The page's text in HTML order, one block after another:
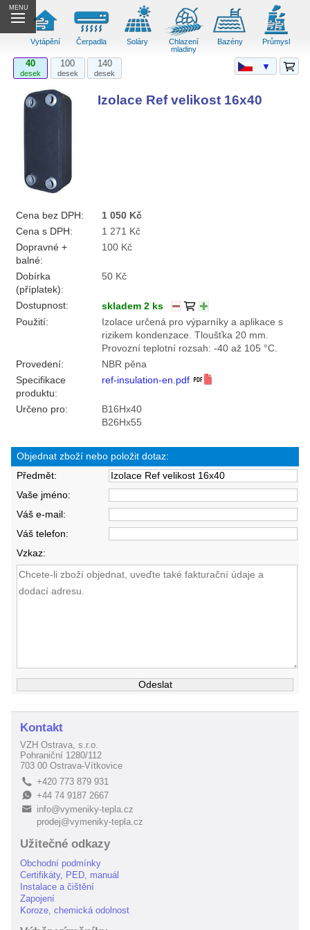
MENU
Vytápění Čerpadla Soláry
Chlazení
mladiny
Bazény Průmysl
40
desek
100
desek
140
desek
Izolace Ref velikost 16x40
Cena bez DPH:
1 050 Kč
Cena s DPH:
1 271 Kč
Dopravné +
balné:
100 Kč
Dobírka
(příplatek):
50 Kč
Dostupnost:
skladem 2 ks
Použití:
Izolace určená pro výparníky a aplikace s
rizikem kondenzace. Tloušťka 20 mm.
Provozní teplotní rozsah: -40 až 105 °C.
Provedení:
NBR pěna
Specifikace
produktu:
ref-insulation-en.pdf
Určeno pro:
B16Hx40
B26Hx55
Objednat zboží nebo položit dotaz:
Předmět:
Vaše jméno:
Váš e-mail:
Váš telefon:
Vzkaz:
▼
Kontakt
VZH Ostrava, s.r.o.
Pohraniční 1280/112
703 00 Ostrava-Vítkovice
L +420 773 879 931
E+44 74 9187 2667
B
info@vymeniky-tepla.cz
prodej@vymeniky-tepla.cz
Užitečné odkazy
Obchodní podmínky
Certifikáty, PED, manuál
Instalace a čištění
Zapojení
Koroze, chemická odolnost